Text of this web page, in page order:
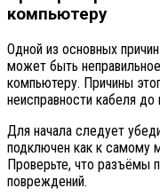
компьютеру
Одной из основных
может быть
компьютеру. Причины
неисправности кабеля
Для начала следует
подключен как к самому
Проверьте, что разъёмы
повреждений.